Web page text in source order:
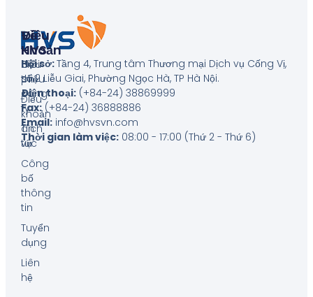
Hội sở:Tầng 4, Trung tâm Thương mại Dịch vụ Cống Vị,
số 2 Liễu Giai, Phường Ngọc Hà, TP Hà Nội.
Điện thoại:(+84-24) 38869999
Fax:(+84-24) 36888886
Email:info@hvsvn.com
Thời gian làm việc:08:00 - 17:00 (Thứ 2 - Thứ 6)
Về
HVS
Giới
thiệu
công
ty
Tin
tức
Công
bố
thông
tin
Tuyển
dụng
Liên
hệ
Điều
Khoản
Biểu
phí
Điều
khoản
dịch
vụ